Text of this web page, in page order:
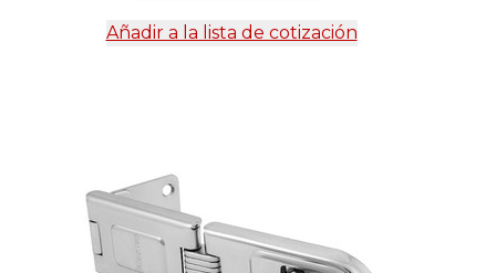
Añadir a la lista de cotización